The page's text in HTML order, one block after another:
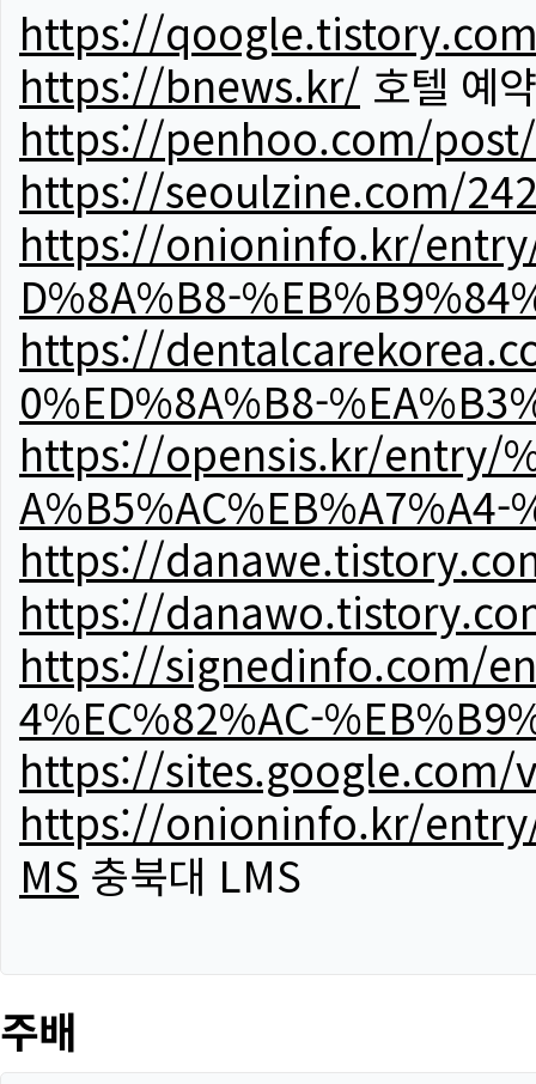
https://
https://bnews.kr/ 호텔 예약
https://penhoo.com/
https://seoulzine.com/
https://onioninfo.kr/entry/
D%8A%B8-
https://
0%ED%8A%B8-
https://opensis.kr/entry/
A%B5%AC%EB%A7%A4-
https://
https://
https://signedinfo.com/
4%EC%82%AC-
https://sites.google.com/
https://onioninfo.kr/entry/
MS 충북대 LMS
주배